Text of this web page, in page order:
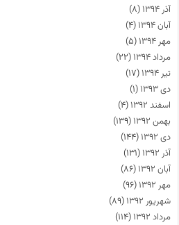
آذر ۱۳۹۴
(۸)
آبان ۱۳۹۴
(۴)
مهر ۱۳۹۴
(۵)
مرداد ۱۳۹۴
(۲۲)
تیر ۱۳۹۴
(۱۷)
دی ۱۳۹۳
(۱)
اسفند ۱۳۹۲
(۴)
بهمن ۱۳۹۲
(۱۳۹)
دی ۱۳۹۲
(۱۴۴)
آذر ۱۳۹۲
(۱۳۱)
آبان ۱۳۹۲
(۸۶)
مهر ۱۳۹۲
(۹۶)
شهریور ۱۳۹۲
(۸۹)
مرداد ۱۳۹۲
(۱۱۴)